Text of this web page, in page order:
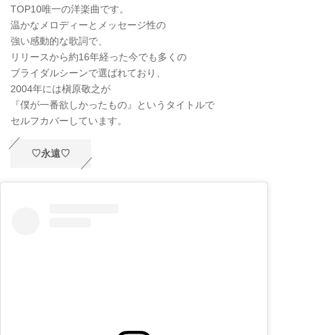
TOP10唯一の洋楽曲です。
温かなメロディーとメッセージ性の
強い感動的な歌詞で、
リリースから約16年経った今でも多くの
ブライダルシーンで選ばれており、
2004年には槇原敬之が
『僕が一番欲しかったもの』というタイトルで
セルフカバーしています。
♡永遠♡